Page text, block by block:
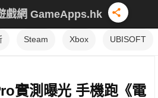
戲網 GameApps.hk
Steam Xbox UBISOFT
實測曝光 手機跑《電